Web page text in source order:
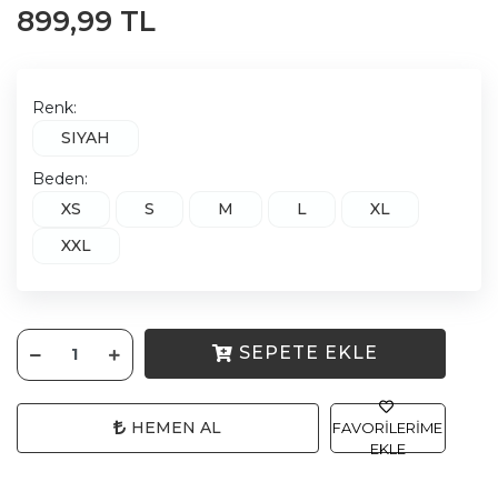
899,99 TL
Renk:
SIYAH
Beden:
XS
S M L
XL
XXL
SEPETE EKLE
HEMEN AL
FAVORILERIME
EKLE